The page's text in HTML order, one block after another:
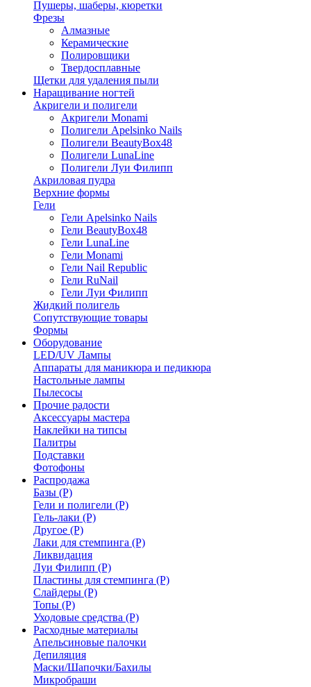
Пушеры, шаберы, кюретки
Фрезы
Алмазные
Керамические
Полировщики
Твердосплавные
Щетки для удаления пыли
Наращивание ногтей
Акригели и полигели
Акригели Monami
Полигели Apelsinko Nails
Полигели BeautyBox48
Полигели LunaLine
Полигели Луи Филипп
Акриловая пудра
Верхние формы
Гели
Гели Apelsinko Nails
Гели BeautyBox48
Гели LunaLine
Гели Monami
Гели Nail Republic
Гели RuNail
Гели Луи Филипп
Жидкий полигель
Сопутствующие товары
Формы
Оборудование
LED/UV Лампы
Аппараты для маникюра и педикюра
Настольные лампы
Пылесосы
Прочие радости
Аксессуары мастера
Наклейки на типсы
Палитры
Подставки
Фотофоны
Распродажа
Базы (Р)
Гели и полигели (Р)
Гель-лаки (Р)
Другое (Р)
Лаки для стемпинга (Р)
Ликвидация
Луи Филипп (Р)
Пластины для стемпинга (Р)
Слайдеры (Р)
Топы (Р)
Уходовые средства (Р)
Расходные материалы
Апельсиновые палочки
Депиляция
Маски/Шапочки/Бахилы
Микробраши